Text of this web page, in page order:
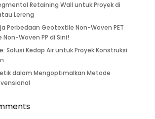
Retaining Wall untuk Proyek di
Lereng
Perbedaan Geotextile Non-Woven PET
Woven PP di Sini!
Solusi Kedap Air untuk Proyek Konstruksi
dalam Mengoptimalkan Metode